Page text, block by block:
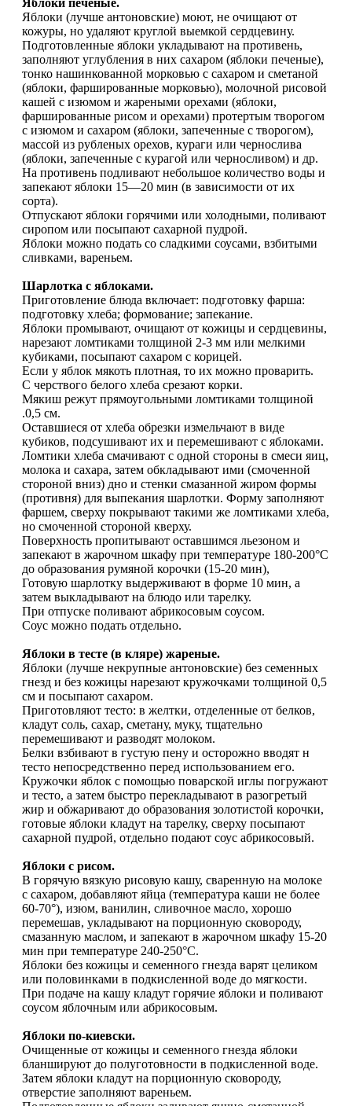
Яблоки печеные.
Яблоки (лучше антоновские) моют, не очищают от
кожуры, но удаляют круглой выемкой сердцевину.
Подготовленные яблоки укладывают на противень,
заполняют углубления в них сахаром (яблоки печеные),
тонко нашинкованной морковью с сахаром и сметаной
(яблоки, фаршированные морковью), молочной рисовой
кашей с изюмом и жареными орехами (яблоки,
фаршированные рисом и орехами) протертым творогом
с изюмом и сахаром (яблоки, запеченные с творогом),
массой из рубленых орехов, кураги или чернослива
(яблоки, запеченные с курагой или черносливом) и др.
На противень подливают небольшое количество воды и
запекают яблоки 15—20 мин (в зависимости от их
сорта).
Отпускают яблоки горячими или холодными, поливают
сиропом или посыпают сахарной пудрой.
Яблоки можно подать со сладкими соусами, взбитыми
сливками, вареньем.
Шарлотка с яблоками.
Приготовление блюда включает: подготовку фарша:
подготовку хлеба; формование; запекание.
Яблоки промывают, очищают от кожицы и сердцевины,
нарезают ломтиками толщиной 2-3 мм или мелкими
кубиками, посыпают сахаром с корицей.
Если у яблок мякоть плотная, то их можно проварить.
С черствого белого хлеба срезают корки.
Мякиш режут прямоугольными ломтиками толщиной
.0,5 см.
Оставшиеся от хлеба обрезки измельчают в виде
кубиков, подсушивают их и перемешивают с яблоками.
Ломтики хлеба смачивают с одной стороны в смеси яиц,
молока и сахара, затем обкладывают ими (смоченной
стороной вниз) дно и стенки смазанной жиром формы
(противня) для выпекания шарлотки. Форму заполняют
фаршем, сверху покрывают такими же ломтиками хлеба,
но смоченной стороной кверху.
Поверхность пропитывают оставшимся льезоном и
запекают в жарочном шкафу при температуре 180-200°С
до образования румяной корочки (15-20 мин),
Готовую шарлотку выдерживают в форме 10 мин, а
затем выкладывают на блюдо или тарелку.
При отпуске поливают абрикосовым соусом.
Соус можно подать отдельно.
Яблоки в тесте (в кляре) жареные.
Яблоки (лучше некрупные антоновские) без семенных
гнезд и без кожицы нарезают кружочками толщиной 0,5
см и посыпают сахаром.
Приготовляют тесто: в желтки, отделенные от белков,
кладут соль, сахар, сметану, муку, тщательно
перемешивают и разводят молоком.
Белки взбивают в густую пену и осторожно вводят н
тесто непосредственно перед использованием его.
Кружочки яблок с помощью поварской иглы погружают
и тесто, а затем быстро перекладывают в разогретый
жир и обжаривают до образования золотистой корочки,
готовые яблоки кладут на тарелку, сверху посыпают
сахарной пудрой, отдельно подают соус абрикосовый.
Яблоки с рисом.
В горячую вязкую рисовую кашу, сваренную на молоке
с сахаром, добавляют яйца (температура каши не более
60-70°), изюм, ванилин, сливочное масло, хорошо
перемешав, укладывают на порционную сковороду,
смазанную маслом, и запекают в жарочном шкафу 15-20
мин при температуре 240-250°С.
Яблоки без кожицы и семенного гнезда варят целиком
или половинками в подкисленной воде до мягкости.
При подаче на кашу кладут горячие яблоки и поливают
соусом яблочным или абрикосовым.
Яблоки по-киевски.
Очищенные от кожицы и семенного гнезда яблоки
бланшируют до полуготовности в подкисленной воде.
Затем яблоки кладут на порционную сковороду,
отверстие заполняют вареньем.